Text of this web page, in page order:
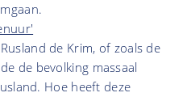
de Krim, of zoals de
de bevolking massaal
Hoe heeft deze